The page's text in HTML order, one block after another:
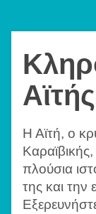
Αϊτής
Η Αϊτή, ο
πλούσια
της και την